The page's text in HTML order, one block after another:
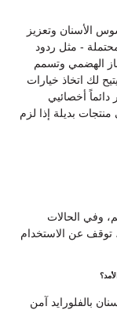
الأسنان وتعزيز
- مثل ردود
الهضمي وتسمم
لك اتخاذ خيارات
أخصائيي
بديلة إذا لزم
وفي الحالات
توقف عن الاستخدام
بالفلورايد آمن